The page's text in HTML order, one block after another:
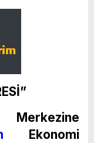
Ekonomi